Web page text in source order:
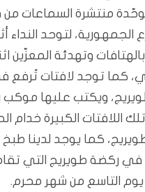
منتشرة السماعات من
الجمهورية، لتوحد النداء
وتهدئة المعزّين
كما توجد لافتات تُرفع
ويكتب عليها موكب
اللافتات الكبيرة خدام
كما يوجد لدينا
في ركضة طويريج التي
يوم التاسع من شهر محرم.